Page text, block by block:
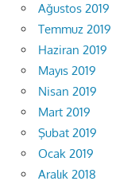
Ağustos 2019
Temmuz 2019
Haziran 2019
Mayıs 2019
Nisan 2019
Mart 2019
Şubat 2019
Ocak 2019
Aralık 2018